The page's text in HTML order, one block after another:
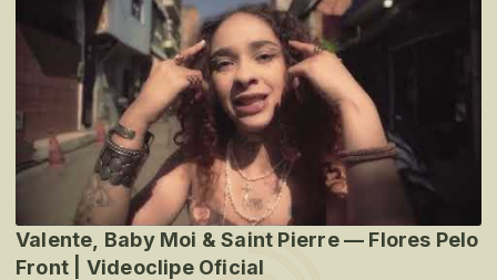
Valente, Baby Moi & Saint Pierre — Flores Pelo
Front | Videoclipe Oficial